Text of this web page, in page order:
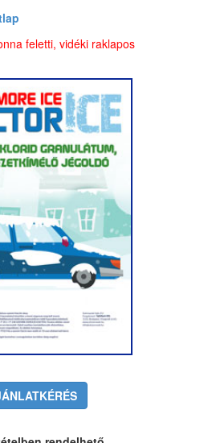
feletti, vidéki raklapos